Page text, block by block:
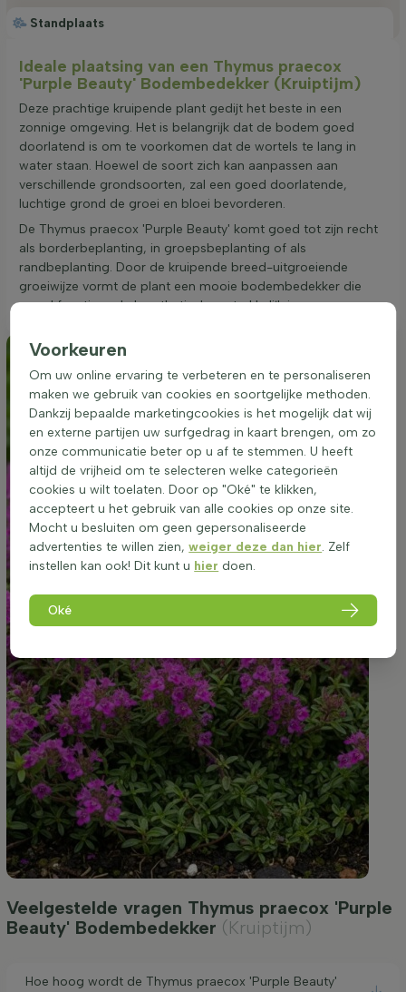
Standplaats
Ideale plaatsing van een Thymus praecox
'Purple Beauty' Bodembedekker (Kruiptijm)
Deze prachtige kruipende plant gedijt het beste in een
zonnige omgeving. Het is belangrijk dat de bodem goed
doorlatend is om te voorkomen dat de wortels te lang in
water staan. Hoewel de soort zich kan aanpassen aan
verschillende grondsoorten, zal een goed doorlatende,
luchtige grond de groei en bloei bevorderen.
De Thymus praecox 'Purple Beauty' komt goed tot zijn recht
als borderbeplanting, in groepsbeplanting of als
randbeplanting. Door de kruipende breed-uitgroeiende
groeiwijze vormt de plant een mooie bodembedekker die
zowel functioneel als esthetisch aantrekkelijk is.
Veelgestelde vragen Thymus praecox 'Purple
Beauty' Bodembedekker (Kruiptijm)
Hoe hoog wordt de Thymus praecox 'Purple Beauty'
Voorkeuren
Om uw online ervaring te verbeteren en te personaliseren
maken we gebruik van cookies en soortgelijke methoden.
Dankzij bepaalde marketingcookies is het mogelijk dat wij
en externe partijen uw surfgedrag in kaart brengen, om zo
onze communicatie beter op u af te stemmen. U heeft
altijd de vrijheid om te selecteren welke categorieën
cookies u wilt toelaten. Door op "Oké" te klikken,
accepteert u het gebruik van alle cookies op onze site.
Mocht u besluiten om geen gepersonaliseerde
advertenties te willen zien,weiger deze dan hier. Zelf
instellen kan ook! Dit kunt u hier doen.
Oké